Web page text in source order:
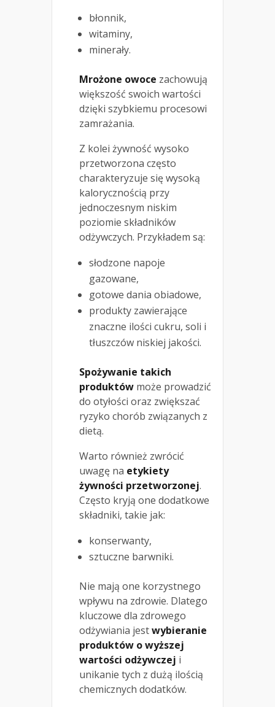
błonnik,
witaminy,
minerały.
Mrożone owoce zachowują
większość swoich wartości
dzięki szybkiemu procesowi
zamrażania.
Z kolei żywność wysoko
przetworzona często
charakteryzuje się wysoką
kalorycznością przy
jednoczesnym niskim
poziomie składników
odżywczych. Przykładem są:
słodzone napoje
gazowane,
gotowe dania obiadowe,
produkty zawierające
znaczne ilości cukru, soli i
tłuszczów niskiej jakości.
Spożywanie takich
produktów może prowadzić
do otyłości oraz zwiększać
ryzyko chorób związanych z
dietą.
Warto również zwrócić
uwagę na etykiety
żywności przetworzonej.
Często kryją one dodatkowe
składniki, takie jak:
konserwanty,
sztuczne barwniki.
Nie mają one korzystnego
wpływu na zdrowie. Dlatego
kluczowe dla zdrowego
odżywiania jestwybieranie
produktów o wyższej
wartości odżywczej i
unikanie tych z dużą ilością
chemicznych dodatków.